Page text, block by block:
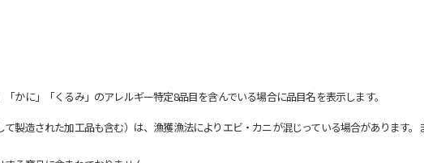
かに」「くるみ」のアレルギー特定8品目を含んでいる場合に品目名を表示します。
製造された加工品も含む）は、漁獲漁法によりエビ・カニが混じっている場合があります